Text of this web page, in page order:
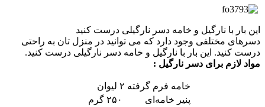
این بار با نارگیل و خامه دسر نارگیلی درست کنید
دسرهای مختلفی وجود دارد که می توانید در منزل تان به راحتی
درست کنید. این بار با نارگیل و خامه دسر نارگیلی درست کنید.
مواد لازم برای دسر نارگیل :
خامه فرم گرفته ۲ لیوان
پنیر خامه‌ای